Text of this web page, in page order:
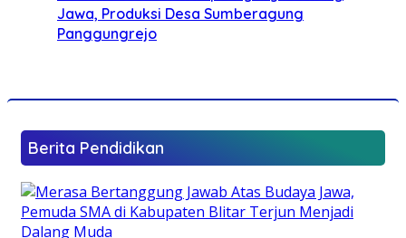
Jawa, Produksi Desa Sumberagung
Panggungrejo
Berita Pendidikan